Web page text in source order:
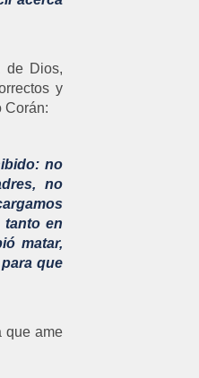
de Dios,
y
Corán:
no
no
tanto en
matar,
que
que ame